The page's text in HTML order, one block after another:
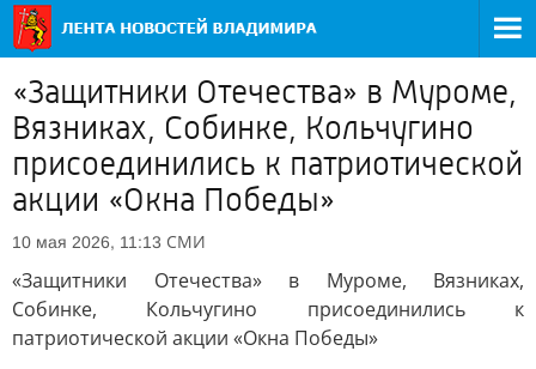
«Защитники Отечества» в Муроме,
Вязниках, Собинке, Кольчугино
присоединились к патриотической
акции «Окна Победы»
10 мая 2026, 11:13 СМИ
«Защитники Отечества» в Муроме, Вязниках,
Собинке, Кольчугино присоединились к
патриотической акции «Окна Победы»